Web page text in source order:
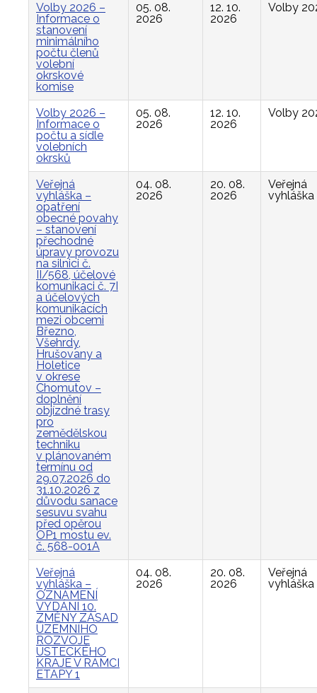
Volby 2026 –
Informace o
stanovení
minimálního
počtu členů
volební
okrskové
komise
05. 08.
2026
12. 10.
2026
Volby
Volby 2026 –
Informace o
počtu a sídle
volebních
okrsků
05. 08.
2026
12. 10.
2026
Volby
Veřejná
vyhláška –
opatření
obecné povahy
– stanovení
přechodné
úpravy provozu
na silnici č.
II/568, účelové
komunikaci č. 7I
a účelových
komunikacích
mezi obcemi
Březno,
Všehrdy,
Hrušovany a
Holetice
v okrese
Chomutov –
doplnění
objízdné trasy
pro
zemědělskou
techniku
v plánovaném
termínu od
29.07.2026 do
31.10.2026 z
důvodu sanace
sesuvu svahu
před opěrou
OP1 mostu ev.
č. 568-001A
04. 08.
2026
20. 08.
2026
Veřejná
vyhláška
Veřejná
vyhláška –
OZNÁMENÍ
VYDÁNÍ 10.
ZMĚNY ZÁSAD
ÚZEMNÍHO
ROZVOJE
ÚSTECKÉHO
KRAJE V RÁMCI
ETAPY 1
04. 08.
2026
20. 08.
2026
Veřejná
vyhláška